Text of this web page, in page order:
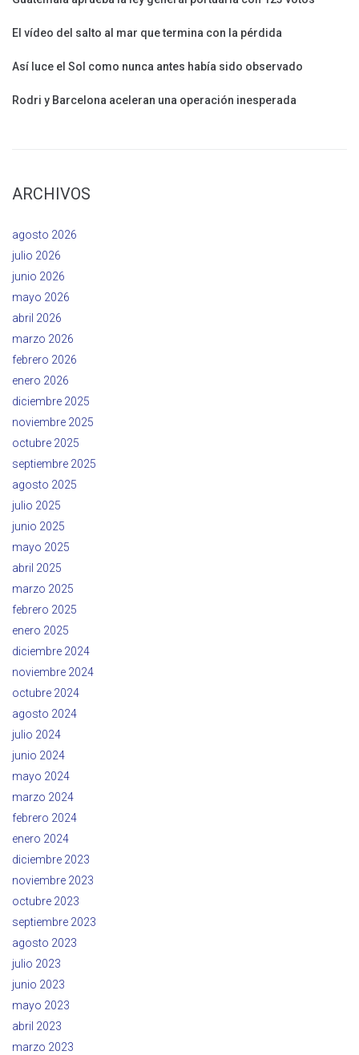
El vídeo del salto al mar que termina con la pérdida
Así luce el Sol como nunca antes había sido observado
Rodri y Barcelona aceleran una operación inesperada
ARCHIVOS
agosto 2026
julio 2026
junio 2026
mayo 2026
abril 2026
marzo 2026
febrero 2026
enero 2026
diciembre 2025
noviembre 2025
octubre 2025
septiembre 2025
agosto 2025
julio 2025
junio 2025
mayo 2025
abril 2025
marzo 2025
febrero 2025
enero 2025
diciembre 2024
noviembre 2024
octubre 2024
agosto 2024
julio 2024
junio 2024
mayo 2024
marzo 2024
febrero 2024
enero 2024
diciembre 2023
noviembre 2023
octubre 2023
septiembre 2023
agosto 2023
julio 2023
junio 2023
mayo 2023
abril 2023
marzo 2023